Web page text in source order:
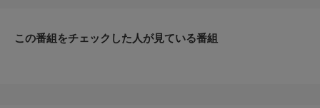
この番組をチェックした人が見ている番組